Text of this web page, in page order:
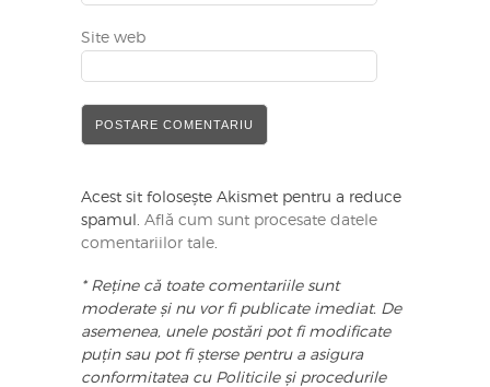
Site web
Acest sit folosește Akismet pentru a reduce
spamul. Află cum sunt procesate datele
comentariilor tale
* Reține că toate comentariile sunt
moderate și nu vor fi publicate imediat. De
asemenea, unele postări pot fi modificate
puțin sau pot fi șterse pentru a asigura
conformitatea cu Politicile și procedurile